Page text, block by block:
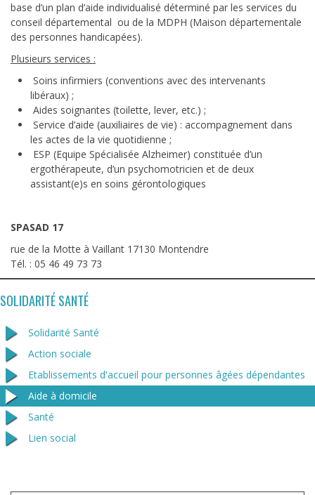
base d’un plan d’aide individualisé déterminé par les services du
conseil départemental ou de la MDPH (Maison départementale
des personnes handicapées).
Plusieurs services :
Soins infirmiers (conventions avec des intervenants
libéraux) ;
Aides soignantes (toilette, lever, etc.) ;
Service d’aide (auxiliaires de vie) : accompagnement dans
les actes de la vie quotidienne ;
ESP (Equipe Spécialisée Alzheimer) constituée d’un
ergothérapeute, d’un psychomotricien et de deux
assistant(e)s en soins gérontologiques
SPASAD 17
rue de la Motte à Vaillant 17130 Montendre
Tél. : 05 46 49 73 73
SOLIDARITÉ SANTÉ
Solidarité Santé
Action sociale
Etablissements d'accueil pour personnes âgées dépendantes
Aide à domicile
Santé
Lien social